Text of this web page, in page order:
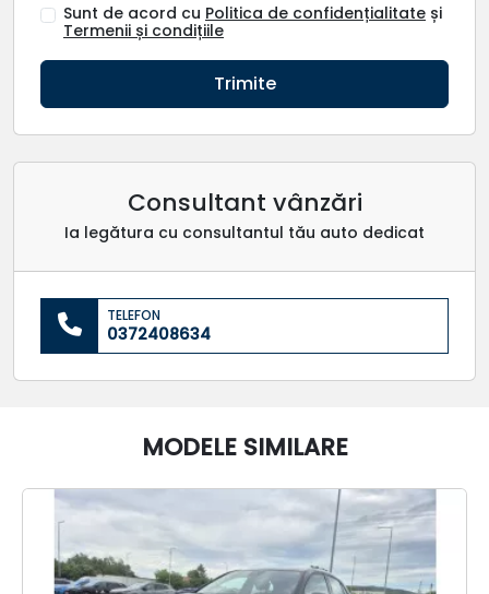
Sunt de acord cu Politica de confidențialitate și
Termenii și condițiile
Trimite
Consultant vânzări
Ia legătura cu consultantul tău auto dedicat
TELEFON
0372408634
MODELE SIMILARE